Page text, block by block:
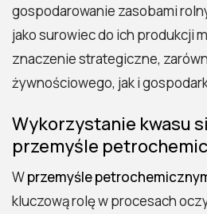
gospodarowanie zasobami
jako surowiec do ich produkcji
znaczenie strategiczne,
żywnościowego, jak i
Wykorzystanie kwasu
przemyśle
Wprzemyśle
kluczową rolę w procesach